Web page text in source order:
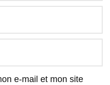
e-mail et mon site